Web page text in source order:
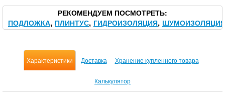
РЕКОМЕНДУЕМ ПОСМОТРЕТЬ
ПОДЛОЖКА ПЛИНТУС ГИДРОИЗОЛЯЦИЯ ШУМОИЗОЛЯЦИЯ
Характеристики Доставка Хранение купленного товара
Калькулятор